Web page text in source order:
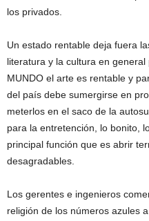
los privados.
Un estado rentable deja fuera
literatura y la cultura en general
MUNDO el arte es rentable y
del país debe sumergirse en
meterlos en el saco de la
para la entretención, lo bonito,
principal función que es abrir
desagradables.
Los gerentes e ingenieros
religión de los números azules